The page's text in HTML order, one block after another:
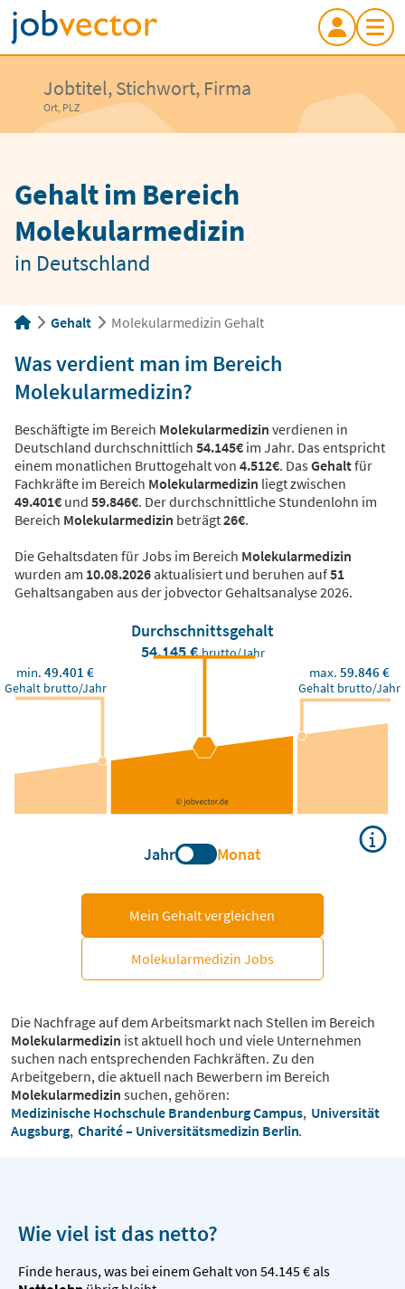
Jobtitel, Stichwort, Firma
Ort, PLZ
Gehalt im Bereich
Molekularmedizin
in Deutschland
Gehalt Molekularmedizin Gehalt
Was verdient man im Bereich
Molekularmedizin?
Beschäftigte im Bereich Molekularmedizin verdienen in
Deutschland durchschnittlich 54.145€ im Jahr. Das entspricht
einem monatlichen Bruttogehalt von 4.512€. DasGehaltfür
Fachkräfte im Bereich Molekularmedizin liegt zwischen
49.401€ und 59.846€. Der durchschnittliche Stundenlohn im
Bereich Molekularmedizin beträgt26€.
Die Gehaltsdaten für Jobs im Bereich Molekularmedizin
wurden am 10.08.2026aktualisiert und beruhen auf51
Gehaltsangaben aus der jobvector Gehaltsanalyse 2026.
Durchschnittsgehalt
54.145 €brutto/Jahr
min.49.401 €
Gehalt brutto/Jahr
max.59.846 €
Gehalt brutto/Jahr
Jahr Monat
Mein Gehalt vergleichen
Molekularmedizin Jobs
Die Nachfrage auf dem Arbeitsmarkt nach Stellen im Bereich
Molekularmedizin ist aktuell hoch und viele Unternehmen
suchen nach entsprechenden Fachkräften. Zu den
Arbeitgebern, die aktuell nach Bewerbern im Bereich
Molekularmedizin suchen, gehören:
Medizinische Hochschule Brandenburg Campus, Universität
Augsburg, Charité – Universitätsmedizin Berlin.
Wie viel ist das netto?
Finde heraus, was bei einem Gehalt von 54.145 € als